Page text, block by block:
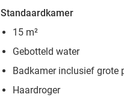
Standaardkamer
15 m²
Gebotteld water
Badkamer inclusief grote
Haardroger